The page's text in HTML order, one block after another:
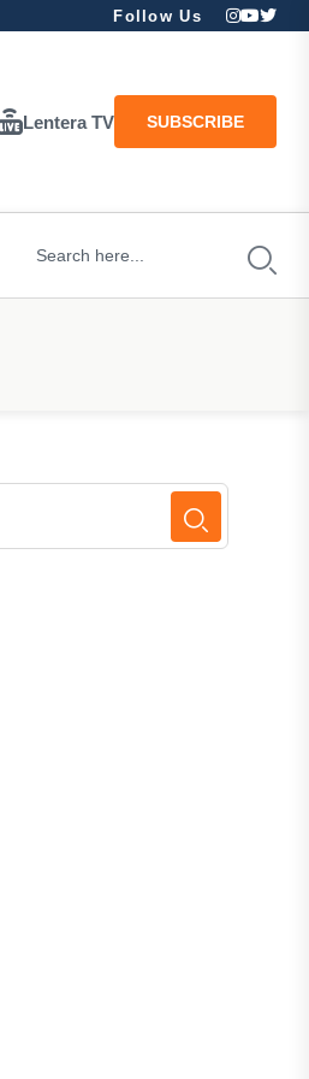
Follow Us
Lentera TV SUBSCRIBE